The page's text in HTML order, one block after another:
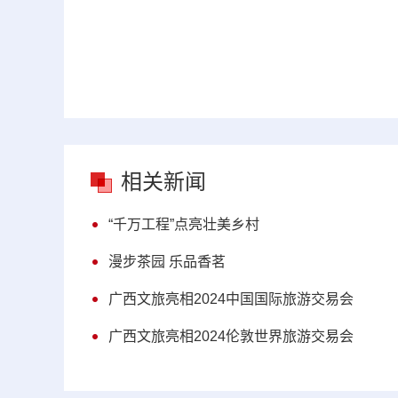
相关新闻
“千万工程”点亮壮美乡村
漫步茶园 乐品香茗
广西文旅亮相2024中国国际旅游交易会
广西文旅亮相2024伦敦世界旅游交易会